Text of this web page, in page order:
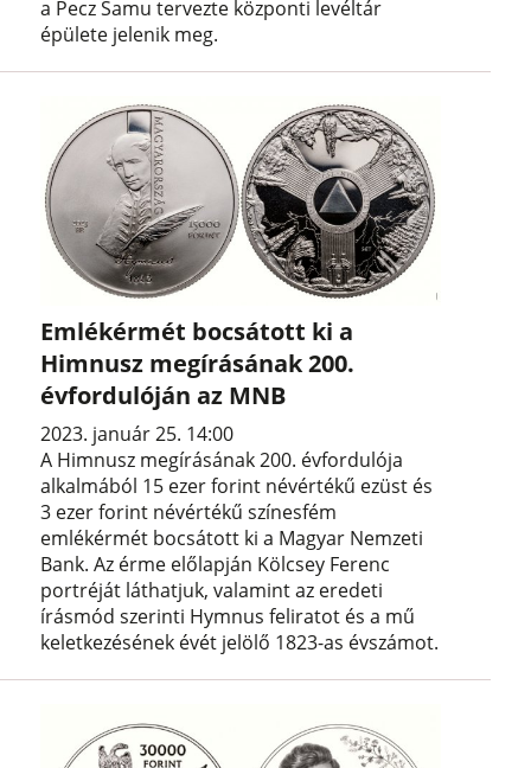
a Pecz Samu tervezte központi levéltár
épülete jelenik meg.
Emlékérmét bocsátott ki a
Himnusz megírásának 200.
évfordulóján az MNB
2023. január 25. 14:00
A Himnusz megírásának 200. évfordulója
alkalmából 15 ezer forint névértékű ezüst és
3 ezer forint névértékű színesfém
emlékérmét bocsátott ki a Magyar Nemzeti
Bank. Az érme előlapján Kölcsey Ferenc
portréját láthatjuk, valamint az eredeti
írásmód szerinti Hymnus feliratot és a mű
keletkezésének évét jelölő 1823-as évszámot.